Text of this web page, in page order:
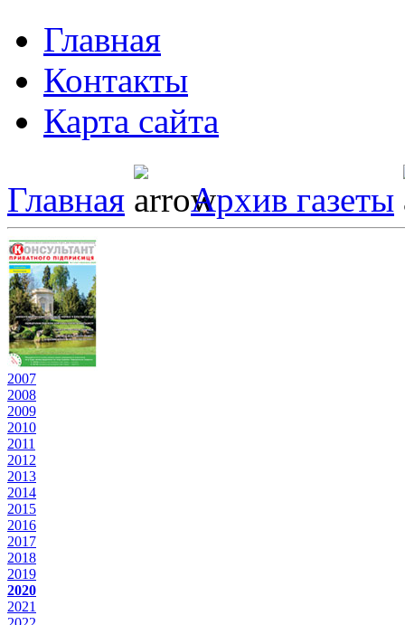
Главная
Контакты
Карта сайта
Главная Архив газеты
2007
2008
2009
2010
2011
2012
2013
2014
2015
2016
2017
2018
2019
2020
2021